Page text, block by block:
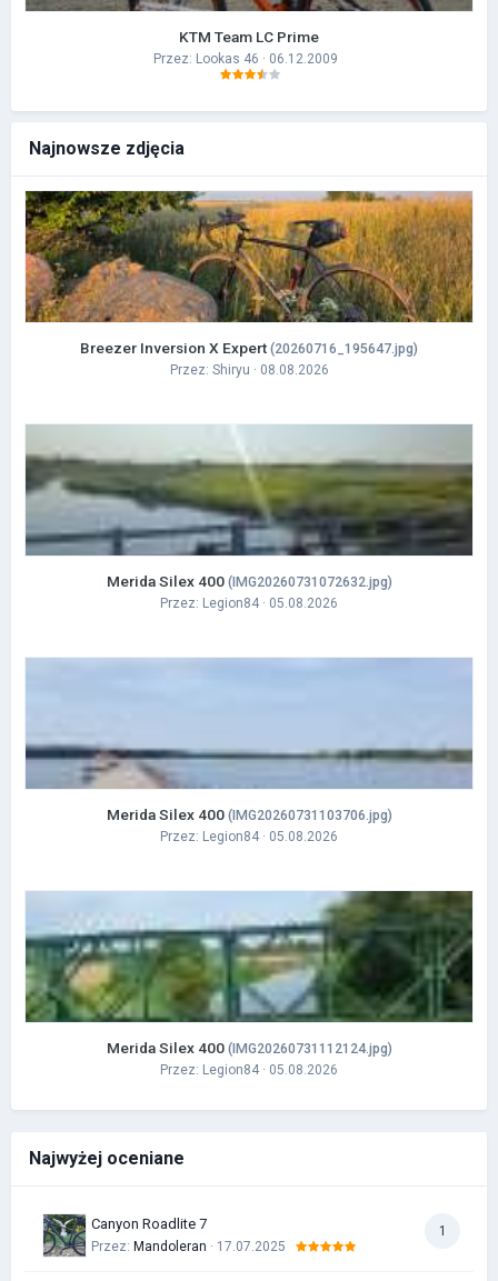
KTM Team LC Prime
Przez: Lookas 46 · 06.12.2009
Najnowsze zdjęcia
Breezer Inversion X Expert (20260716_195647.jpg)
Przez: Shiryu · 08.08.2026
Merida Silex 400 (IMG20260731072632.jpg)
Przez: Legion84 · 05.08.2026
Merida Silex 400 (IMG20260731103706.jpg)
Przez: Legion84 · 05.08.2026
Merida Silex 400 (IMG20260731112124.jpg)
Przez: Legion84 · 05.08.2026
Najwyżej oceniane
1
Canyon Roadlite 7
Przez: Mandoleran · 17.07.2025